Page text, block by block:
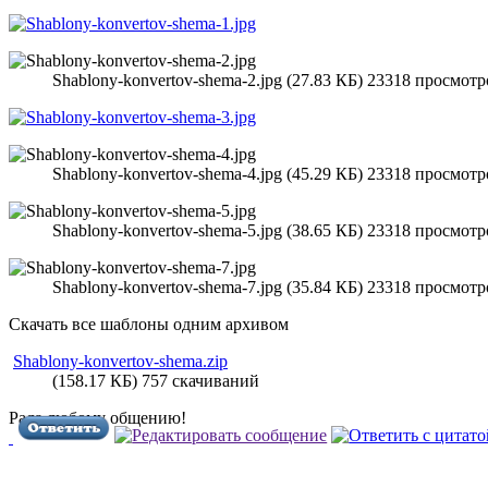
Shablony-konvertov-shema-2.jpg (27.83 КБ) 23318
Shablony-konvertov-shema-4.jpg (45.29 КБ) 23318
Shablony-konvertov-shema-5.jpg (38.65 КБ) 23318
Shablony-konvertov-shema-7.jpg (35.84 КБ) 23318
Скачать все шаблоны одним архивом
Shablony-konvertov-shema.zip
(158.17 КБ) 757 скачиваний
Рада любому общению!